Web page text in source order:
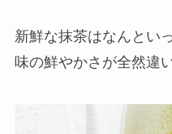
新鮮な抹茶はなんとい
味の鮮やかさが全然違